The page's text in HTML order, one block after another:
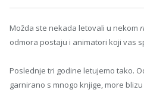
Možda ste nekada letovali u nekom
odmora postaju i animatori koji vas
Poslednje tri godine letujemo tako.
garnirano s mnogo knjige, more